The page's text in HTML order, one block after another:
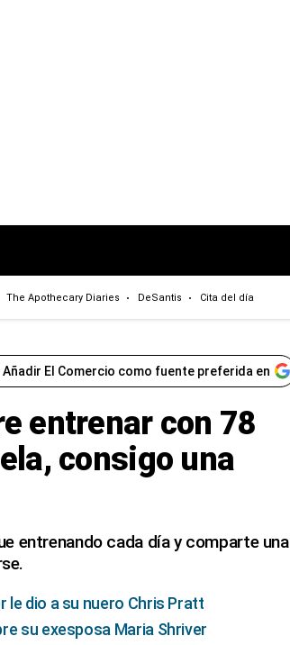
The Apothecary Diaries DeSantis Cita del día
Añadir El Comercio como fuente preferida en
entrenar con 78
consigo una
entrenando cada día y comparte una
le dio a su nuero Chris Pratt
su exesposa Maria Shriver